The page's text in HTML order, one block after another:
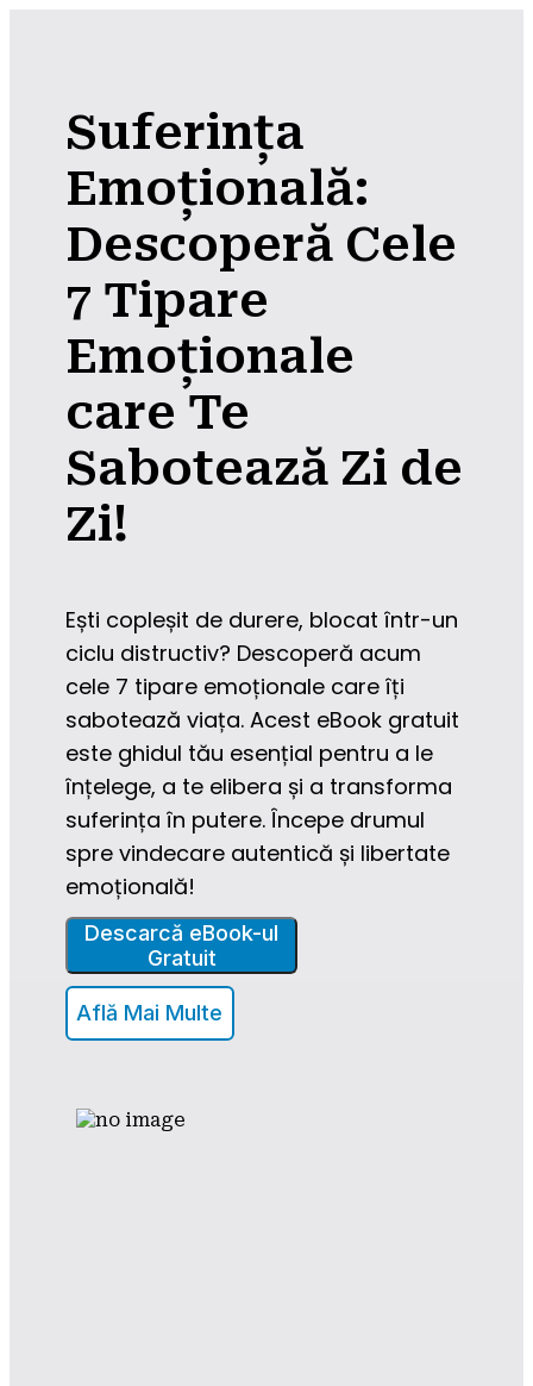
Ești copleșit de durere, blocat într-un
ciclu distructiv? Descoperă acum
cele 7 tipare emoționale care îți
sabotează viața. Acest eBook gratuit
este ghidul tău esențial pentru a le
înțelege, a te elibera și a transforma
suferința în putere. Începe drumul
spre vindecare autentică și libertate
emoțională!
Suferința
Emoțională:
Descoperă Cele
7 Tipare
Emoționale
care Te
Sabotează Zi de
Zi!
Descarcă eBook-ul
Gratuit
Află Mai Multe